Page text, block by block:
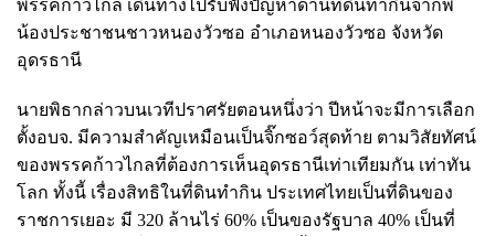
พรรคก้าวไกล เดินทางไปรับฟังปัญหาด้านที่ดินทำกินจากพี่
น้องประชาชนชาวหนองวัวซอ อำเภอหนองวัวซอ จังหวัด
อุดรธานี
นายพิธากล่าวบนเวทีปราศรัยตอนหนึ่งว่า ปีหน้าจะมีการเลือก
ตั้งอบจ. มีความสำคัญเหมือนเป็นจิ๊กซอว์สุดท้าย ตามวิสัยทัศน์
ของพรรคก้าวไกลที่ต้องการเห็นอุดรธานีเท่าเทียมกัน เท่าทัน
โลก ทั้งนี้ เรื่องสิทธิในที่ดินทำกิน ประเทศไทยเป็นที่ดินของ
ราชการเยอะ มี 320 ล้านไร่ 60% เป็นของรัฐบาล 40% เป็นที่